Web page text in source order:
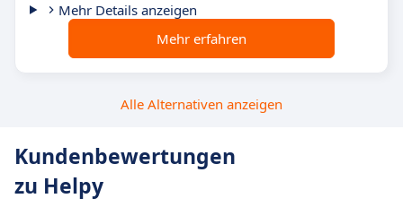
Mehr Details anzeigen
Mehr erfahren
Alle Alternativen anzeigen
Kundenbewertungen
zu Helpy